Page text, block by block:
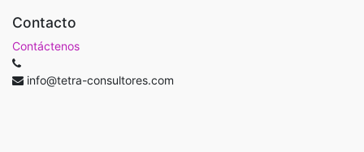
Contacto
Contáctenos
info@tetra-consultores.com